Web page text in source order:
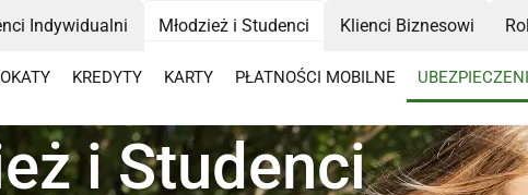
Indywidualni Młodzież i Studenci Klienci Biznesowi
KREDYTY KARTY PŁATNOŚCI MOBILNE
i Studenci